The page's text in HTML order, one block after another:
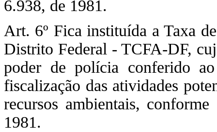
6.938, de 1981.
Art. 6º Fica instituída a Taxa
Distrito Federal - TCFA-DF,
poder de polícia conferido
fiscalização das atividades
recursos ambientais,
1981.